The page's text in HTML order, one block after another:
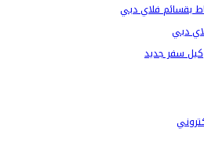
بقسائم فلاي دبي
دبي